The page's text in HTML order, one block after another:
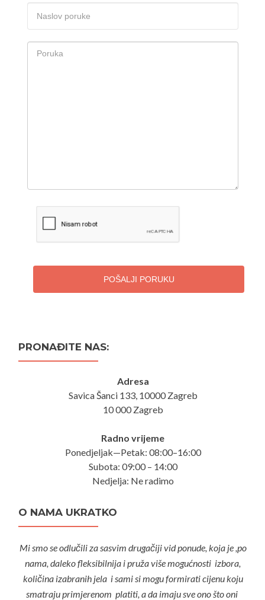
POŠALJI PORUKU
PRONAĐITE NAS:
Adresa
Savica Šanci 133, 10000 Zagreb
10 000 Zagreb
Radno vrijeme
Ponedjeljak—Petak: 08:00–16:00
Subota: 09:00 – 14:00
Nedjelja: Ne radimo
O NAMA UKRATKO
Mi smo se odlučili za sasvim drugačiji vid ponude, koja je ,po
nama, daleko fleksibilnija i pruža više mogućnosti izbora,
količina izabranih jela i sami si mogu formirati cijenu koju
smatraju primjerenom platiti, a da imaju sve ono što oni